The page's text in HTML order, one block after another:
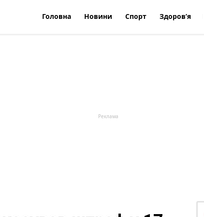
Головна Новини Спорт Здоров’я